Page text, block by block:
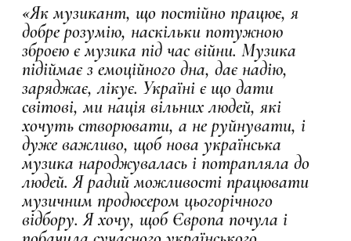
«Як музикант, що постійно працює, я
добре розумію, наскільки потужною
зброєю є музика під час війни. Музика
підіймає з емоційного дна, дає надію,
заряджає, лікує. Україні є що дати
світові, ми нація вільних людей, які
хочуть створювати, а не руйнувати, і
дуже важливо, щоб нова українська
музика народжувалась і потрапляла до
людей.Я радий можливості працювати
музичним продюсером цьогорічного
відбору. Я хочу, щоб Європа почула і